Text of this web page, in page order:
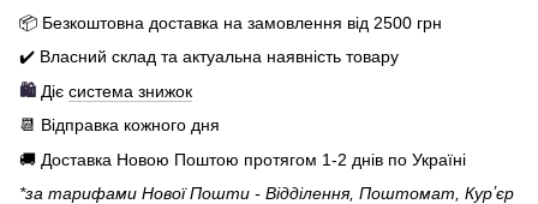
📦 Безкоштовна доставка на замовлення від 2500 грн
✔️ Власний склад та актуальна наявність товару
🛍️ Діє система знижок
📆 Відправка кожного дня
🚚 Доставка Новою Поштою протягом 1-2 днів по Україні
*за тарифами Нової Пошти - Відділення, Поштомат, Курʼєр